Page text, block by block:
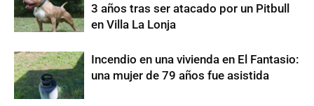
3 años tras ser atacado por un Pitbull
en Villa La Lonja
Incendio en una vivienda en El Fantasio:
una mujer de 79 años fue asistida